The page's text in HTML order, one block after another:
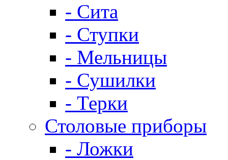
- Сита
- Ступки
- Мельницы
- Сушилки
- Терки
Столовые приборы
- Ложки